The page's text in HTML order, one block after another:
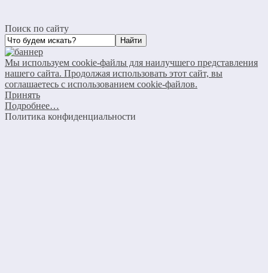
Поиск по сайту
Мы используем cookie-файлы для наилучшего представления
нашего сайта. Продолжая использовать этот сайт, вы
соглашаетесь с использованием cookie-файлов.
Принять
Подробнее…
Политика конфиденциальности